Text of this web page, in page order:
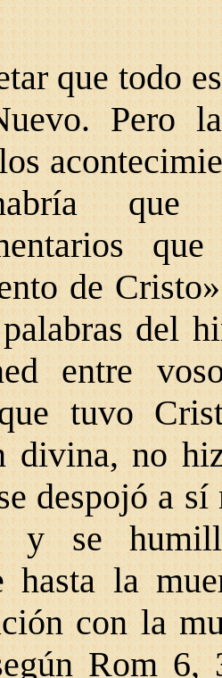
que todo
Pero
que
de
del
entre
tuvo
divina, no
despojó a
y se
hasta la
con la
Rom 6,